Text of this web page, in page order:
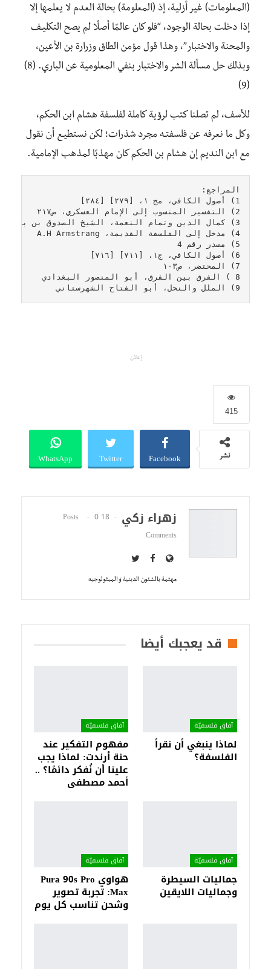
(المعلومات) غير أزلية، إذ (المعلومة) بحالة العدم لا يعلمها إلا
إذا دخلت بحالة الوجود، “فلو كان عالمًا أصلًا لم يصح التكليـف
والمحنة والاختبار”، وهذا قول مؤمن الطاق وزرارة بن الأعين،
وبذلك حل مسألة الشر والاختبار بنفي المعلومية عن الباري. (8)
(9)
للأسف، لم تصلنا كتب لرؤية كاملة لفلسفة هشام ابن الحكم،
وكل ما نعرفه عن فلسفتـه مجرد شذرات؛ لكن نستطيـع أن نقول
مع ابن النديم إن هشام بن الحكم كان مهذبًا لمذهب الإمامية.
9) الملل والنحل، أبو الفتاح الشهرستاني
إعلان
415
نشر Facebook
Twitter
WhatsApp
زهراء زكي 18 Posts
0
Comments
مهتمة بالشئون الدينية وَ الميثولوجيه
قد يعجبك أيضا
آفاق فلسفيّة‎
لماذا ينبغي أن نقرأ
الفلسفة؟
آفاق فلسفيّة‎
مفهوم التفكير عند
حنة أرندت: لماذا يجب
علينا أن نُفكر دائمًا؟ ..
أحمد مصطفى
آفاق فلسفيّة‎
جماليات السيطرة
وجماليات اللايقين
آفاق فلسفيّة‎
هواوي Pura 90s Pro
Max: تجربة تصوير
وشحن تناسب كل يوم